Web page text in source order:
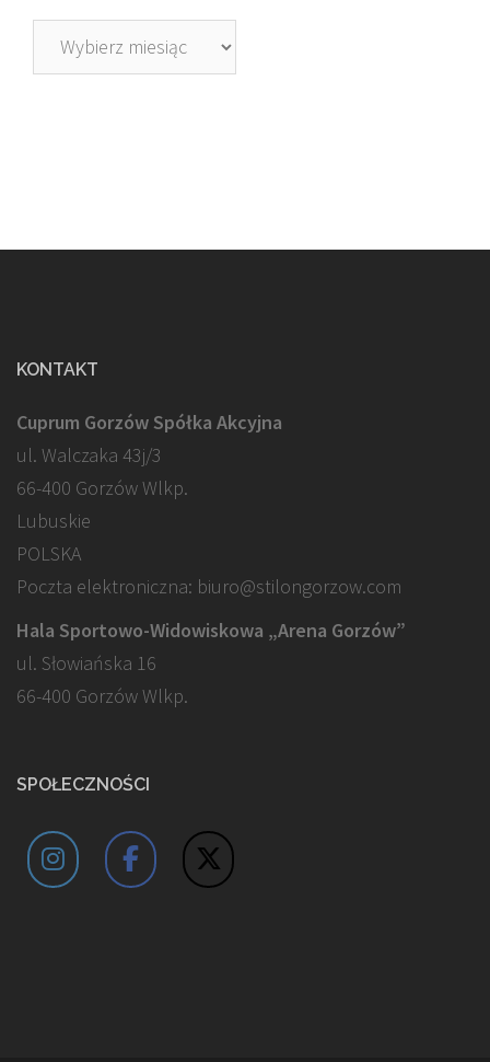
Archiwa
KONTAKT
Cuprum Gorzów Spółka Akcyjna
ul. Walczaka 43j/3
66-400 Gorzów Wlkp.
Lubuskie
POLSKA
Poczta elektroniczna: biuro@stilongorzow.com
Hala Sportowo-Widowiskowa „Arena Gorzów”
ul. Słowiańska 16
66-400 Gorzów Wlkp.
SPOŁECZNOŚCI